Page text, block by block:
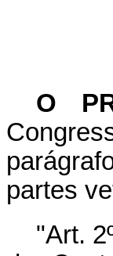
O
partes
"Art.